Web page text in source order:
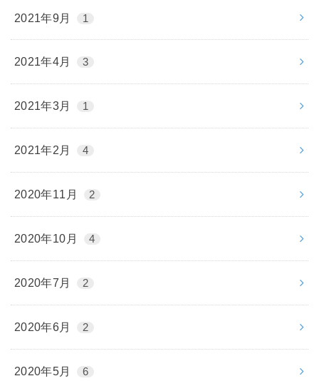
2021年9月 1
2021年4月 3
2021年3月 1
2021年2月 4
2020年11月 2
2020年10月 4
2020年7月 2
2020年6月 2
2020年5月 6